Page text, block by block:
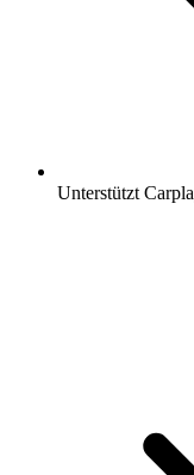
Unterstützt